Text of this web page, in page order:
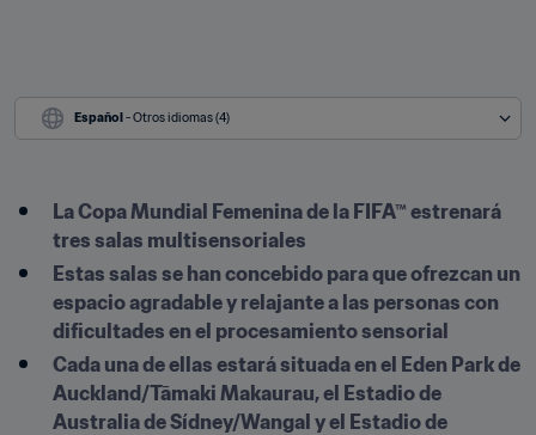
Español - Otros idiomas (4)
La Copa Mundial Femenina de la FIFA™ estrenará
tres salas multisensoriales
Estas salas se han concebido para que ofrezcan un
espacio agradable y relajante a las personas con
dificultades en el procesamiento sensorial
Cada una de ellas estará situada en el Eden Park de
Auckland/Tāmaki Makaurau, el Estadio de
Australia de Sídney/Wangal y el Estadio de